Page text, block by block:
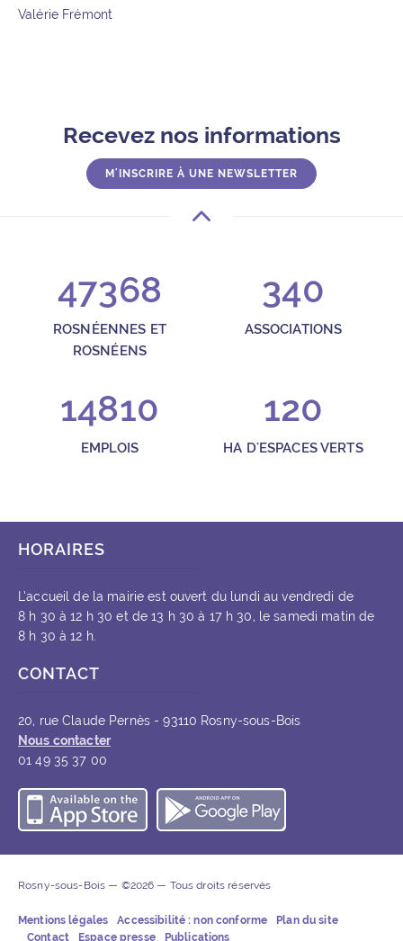
Valérie Frémont
Recevez nos informations
M'INSCRIRE À UNE NEWSLETTER
47368
ROSNÉENNES ET
ROSNÉENS
340
ASSOCIATIONS
14810
EMPLOIS
120
HA D'ESPACES VERTS
HORAIRES
L’accueil de la mairie est ouvert du lundi au vendredi de
8 h 30 à 12 h 30 et de 13 h 30 à 17 h 30, le samedi matin de
8 h 30 à 12 h.
CONTACT
20, rue Claude Pernès - 93110 Rosny-sous-Bois
Nous contacter
01 49 35 37 00
Télécharger l’application iOS
Rosny-sous-Bois — ©2026 — Tous droits réservés
Mentions légales Accessibilité : non conforme
Plan du site
Contact
Espace presse Publications